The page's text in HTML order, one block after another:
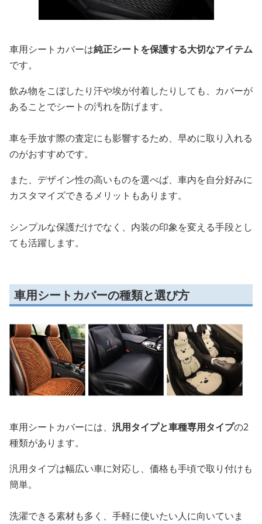
車用シートカバーは純正シートを保護する大切なアイテム
です。
飲み物をこぼしたり汗や埃が付着したりしても、カバーが
あることでシートの汚れを防げます。
車を手放す際の査定にも影響するため、早めに取り入れる
のがおすすめです。
また、デザイン性の高いものを選べば、車内を自分好みに
カスタマイズできるメリットもあります。
シンプルな保護だけでなく、内装の印象を変える手段とし
ても活躍します。
車用シートカバーの種類と選び方
車用シートカバーには、 汎用タイプと車種専用タイプの2
種類があります。
汎用タイプは幅広い車に対応し、価格も手頃で取り付けも
簡単。
洗濯できる素材も多く、手軽に使いたい人に向いていま